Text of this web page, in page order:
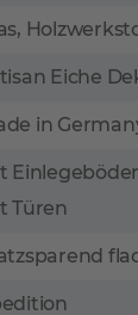
Eiche
in
Türen